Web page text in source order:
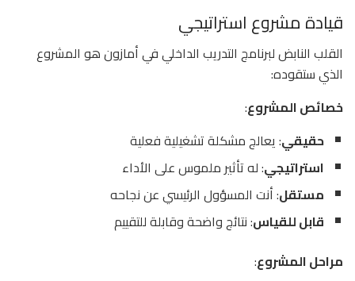
قيادة مشروع استراتيجي
القلب النابض لبرنامج التدريب الداخلي في أمازون هو المشروع
الذي ستقوده:
خصائص المشروع:
حقيقي: يعالج مشكلة تشغيلية فعلية
استراتيجي: له تأثير ملموس على الأداء
مستقل: أنت المسؤول الرئيسي عن نجاحه
قابل للقياس: نتائج واضحة وقابلة للتقييم
مراحل المشروع: